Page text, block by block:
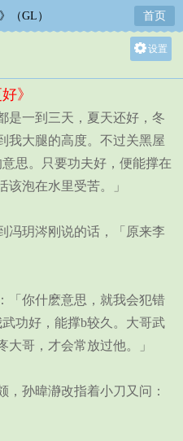
（GL） 首页
设置
中
小
》
一到三天，夏天还好，冬
我大腿的高度。不过关黑屋
思。只要功夫好，便能撑在
泡在水里受苦。」
玥涔刚说的话，「原来李
你什麽意思，就我会犯错
功好，能撑b较久。大哥武
哥，才会常放过他。」
孙暐瀞改指着小刀又问：